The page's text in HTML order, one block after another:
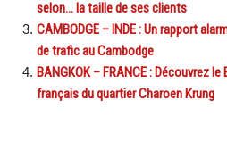
selon… la taille de ses clients
CAMBODGE – INDE : Un rapport
de trafic au Cambodge
BANGKOK – FRANCE : Découvrez
français du quartier Charoen Krung